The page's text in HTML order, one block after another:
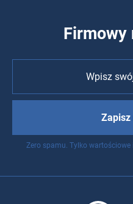
Firmowy
Zapisz
Zero spamu. Tylko